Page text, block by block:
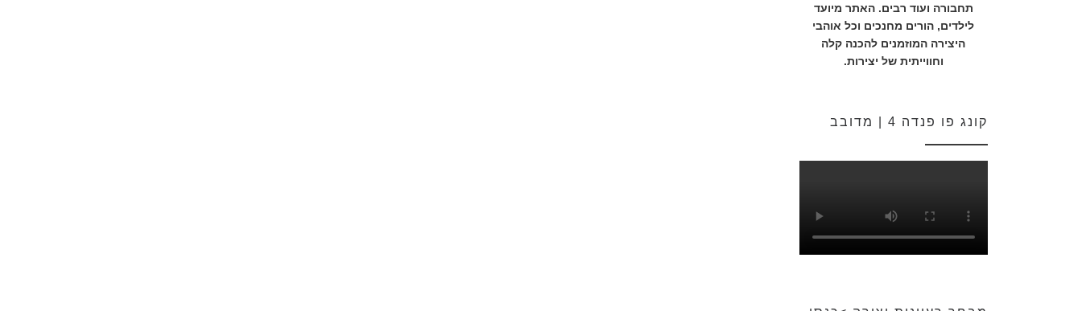
תחבורה ועוד רבים. האתר מיועד
לילדים, הורים מחנכים וכל אוהבי
היצירה המוזמנים להכנה קלה
וחווייתית של יצירות.
קונג פו פנדה 4 | מדובב